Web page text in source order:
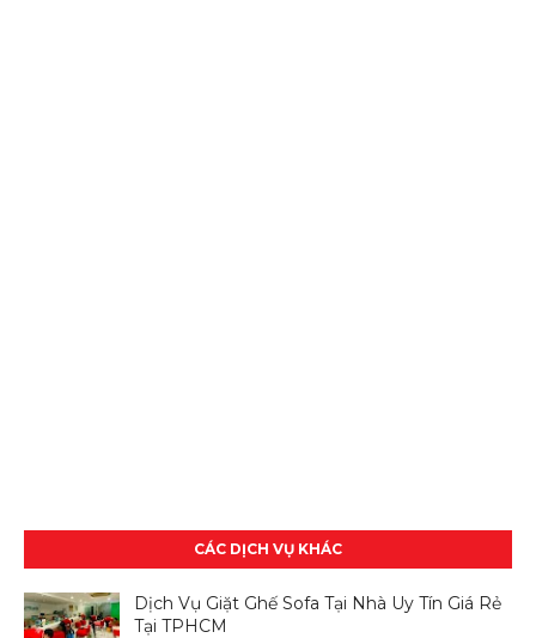
CÁC DỊCH VỤ KHÁC
Dịch Vụ Giặt Ghế Sofa Tại Nhà Uy Tín Giá Rẻ
Tại TPHCM